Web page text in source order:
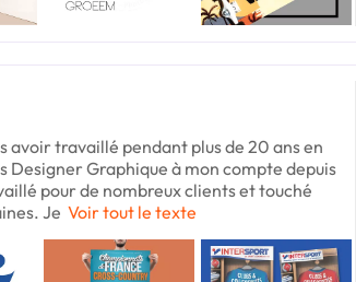
avoir travaillé pendant plus de 20 ans en
Designer Graphique à mon compte depuis
pour de nombreux clients et touché
Je Voir tout le texte